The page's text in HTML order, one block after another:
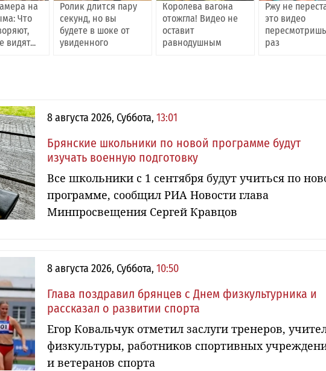
на
Что
видят...
Ролик длится пару
секунд, но вы
будете в шоке от
увиденного
Королева вагона
отожгла! Видео не
оставит
равнодушным
Ржу не
это видео
раз
8 августа 2026, Суббота, 13:01
Брянские школьники по новой программе будут
изучать военную подготовку
Все школьники с 1 сентября будут учиться по
программе, сообщил РИА Новости глава
Минпросвещения Сергей Кравцов
8 августа 2026, Суббота, 10:50
Глава поздравил брянцев с Днем физкультурника и
рассказал о развитии спорта
Егор Ковальчук отметил заслуги тренеров,
физкультуры, работников спортивных
и ветеранов спорта